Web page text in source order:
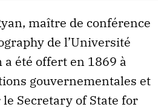
maître de conférence
de l’Université
a été offert en 1869 à
gouvernementales et
Secretary of State for